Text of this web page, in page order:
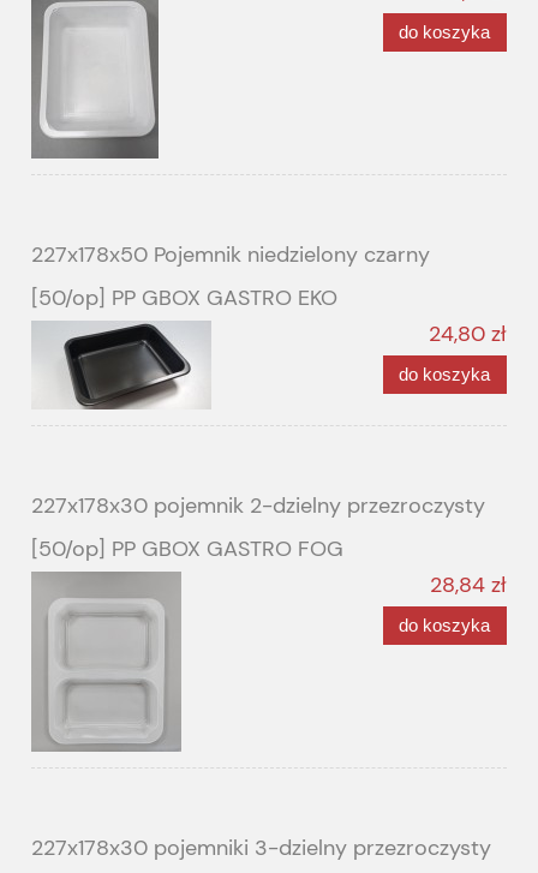
do koszyka
227x178x50 Pojemnik niedzielony czarny
[50/op] PP GBOX GASTRO EKO
24,80 zł
do koszyka
227x178x30 pojemnik 2-dzielny przezroczysty
[50/op] PP GBOX GASTRO FOG
28,84 zł
do koszyka
227x178x30 pojemniki 3-dzielny przezroczysty